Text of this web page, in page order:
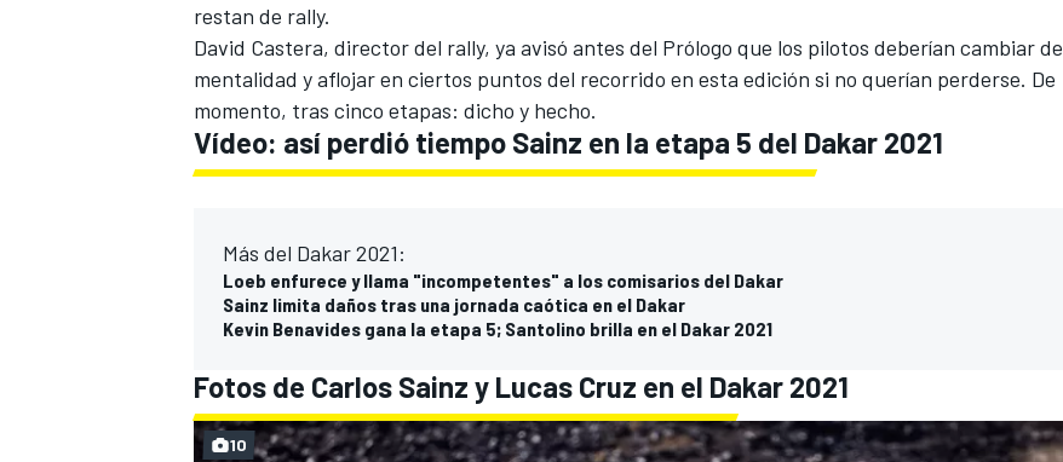
MÁS CATEGORÍAS
restan de rally.
David Castera, director del rally, ya avisó antes del Prólogo que los pilotos deberían cambiar de
mentalidad y aflojar en ciertos puntos del recorrido en esta edición si no querían perderse. De
momento, tras cinco etapas: dicho y hecho.
Vídeo: así perdió tiempo Sainz en la etapa 5 del Dakar 2021
Más del Dakar 2021:
Loeb enfurece y llama "incompetentes" a los comisarios del Dakar
Sainz limita daños tras una jornada caótica en el Dakar
Kevin Benavides gana la etapa 5; Santolino brilla en el Dakar 2021
Fotos de Carlos Sainz y Lucas Cruz en el Dakar 2021
10